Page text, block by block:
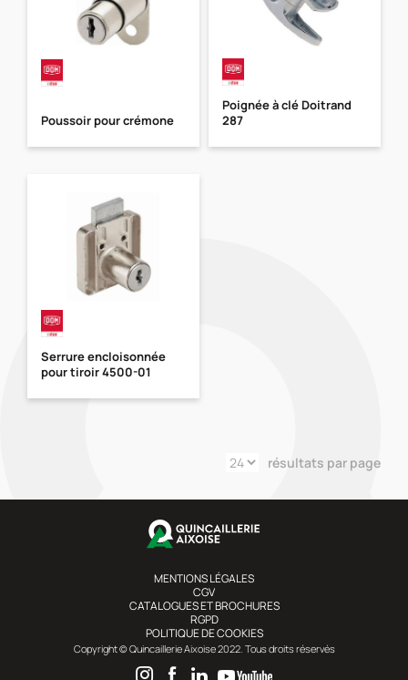
Poussoir pour crémone
Poignée à clé Doitrand
287
Serrure encloisonnée
pour tiroir 4500-01
résultats par page
MENTIONS LÉGALES
CGV
CATALOGUES ET BROCHURES
RGPD
POLITIQUE DE COOKIES
Copyright © Quincaillerie Aixoise 2022. Tous droits réservés